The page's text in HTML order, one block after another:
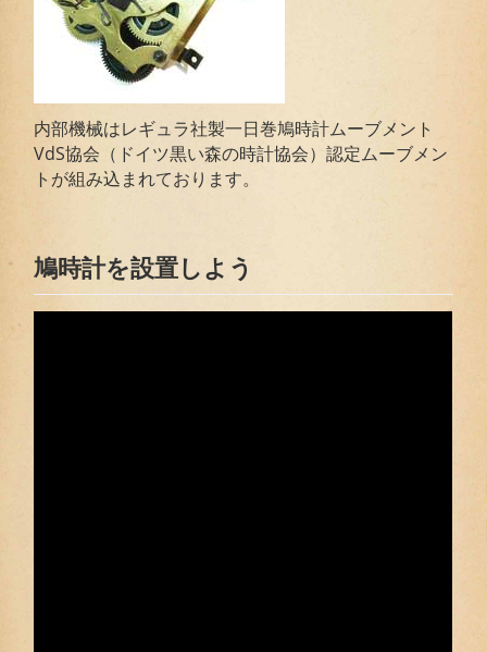
内部機械はレギュラ社製一日巻鳩時計ムーブメント
VdS協会（ドイツ黒い森の時計協会）認定ムーブメン
トが組み込まれております。
鳩時計を設置しよう